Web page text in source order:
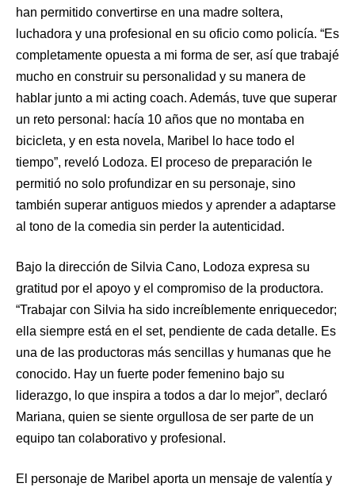
han permitido convertirse en una madre soltera,
luchadora y una profesional en su oficio como policía. “Es
completamente opuesta a mi forma de ser, así que trabajé
mucho en construir su personalidad y su manera de
hablar junto a mi acting coach. Además, tuve que superar
un reto personal: hacía 10 años que no montaba en
bicicleta, y en esta novela, Maribel lo hace todo el
tiempo”, reveló Lodoza. El proceso de preparación le
permitió no solo profundizar en su personaje, sino
también superar antiguos miedos y aprender a adaptarse
al tono de la comedia sin perder la autenticidad.
Bajo la dirección de Silvia Cano, Lodoza expresa su
gratitud por el apoyo y el compromiso de la productora.
“Trabajar con Silvia ha sido increíblemente enriquecedor;
ella siempre está en el set, pendiente de cada detalle. Es
una de las productoras más sencillas y humanas que he
conocido. Hay un fuerte poder femenino bajo su
liderazgo, lo que inspira a todos a dar lo mejor”, declaró
Mariana, quien se siente orgullosa de ser parte de un
equipo tan colaborativo y profesional.
El personaje de Maribel aporta un mensaje de valentía y